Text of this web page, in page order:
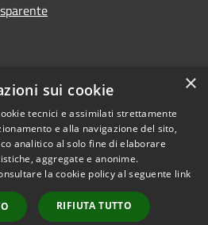
Copyright © 2026 • Comune di
Municipium•
Accesso
×
sui cookie
tecnici e assimilati strettamente
e alla navigazione del sito,
analitico al solo fine di elaborare
aggregate e anonime.
la cookie policy al seguente link
RIFIUTA TUTTO